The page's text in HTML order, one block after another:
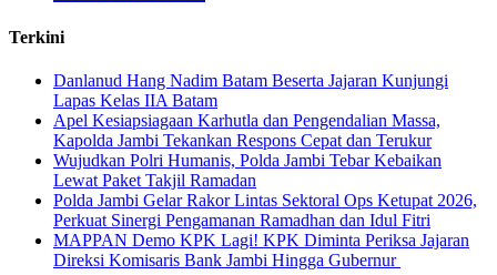
Terkini
Danlanud Hang Nadim Batam Beserta Jajaran Kunjungi
Lapas Kelas IIA Batam
Apel Kesiapsiagaan Karhutla dan Pengendalian Massa,
Kapolda Jambi Tekankan Respons Cepat dan Terukur
Wujudkan Polri Humanis, Polda Jambi Tebar Kebaikan
Lewat Paket Takjil Ramadan
Polda Jambi Gelar Rakor Lintas Sektoral Ops Ketupat 2026,
Perkuat Sinergi Pengamanan Ramadhan dan Idul Fitri
‎MAPPAN Demo KPK Lagi! KPK Diminta Periksa Jajaran
Direksi Komisaris Bank Jambi Hingga Gubernur ‎